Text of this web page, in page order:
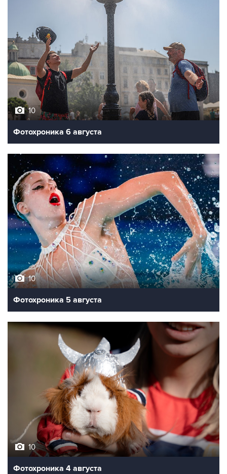
10
Фотохроника 6 августа
10
Фотохроника 5 августа
10
Фотохроника 4 августа